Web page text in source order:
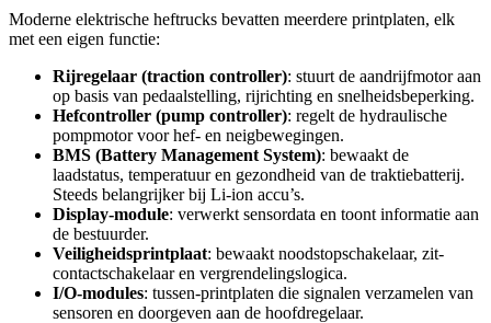
Moderne elektrische heftrucks bevatten meerdere printplaten, elk
met een eigen functie:
Rijregelaar (traction controller): stuurt de aandrijfmotor aan
op basis van pedaalstelling, rijrichting en snelheidsbeperking.
Hefcontroller (pump controller): regelt de hydraulische
pompmotor voor hef- en neigbewegingen.
BMS (Battery Management System): bewaakt de
laadstatus, temperatuur en gezondheid van de traktiebatterij.
Steeds belangrijker bij Li-ion accu’s.
Display-module: verwerkt sensordata en toont informatie aan
de bestuurder.
Veiligheidsprintplaat: bewaakt noodstopschakelaar, zit-
contactschakelaar en vergrendelingslogica.
I/O-modules: tussen-printplaten die signalen verzamelen van
sensoren en doorgeven aan de hoofdregelaar.